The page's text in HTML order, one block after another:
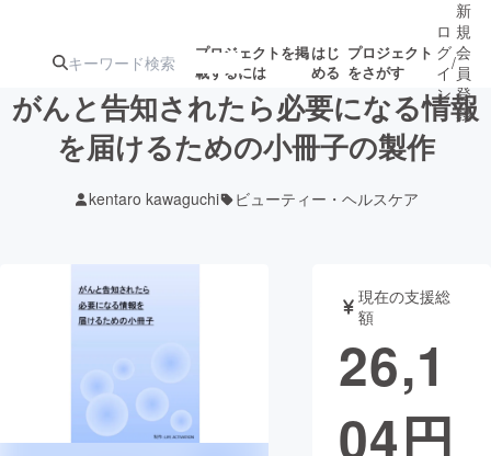
プロジェクトを掲
載するには
はじ
める
プロジェクト
をさがす
ターン
ジェクト
ロジェクト
されます
アート・写真 音楽
テクノロジー・ガジェット ゲーム・
映像・映画 書籍・雑誌
ロ
グ
イ
ン
/
新
規
会
員
登
録
がんと告知されたら必要になる情報
を届けるための小冊子の製作
kentaro kawaguchi ビューティー・ヘルスケア
現在の支援総
額
26,1
04円